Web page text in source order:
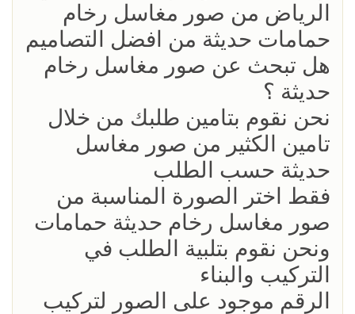
الرياض من صور مغاسل رخام
حمامات حديثة من افضل التصاميم
هل تبحث عن صور مغاسل رخام
حديثة ؟
نحن نقوم بتامين طلبك من خلال
تامين الكثير من صور مغاسل
حديثة حسب الطلب
فقط اختر الصورة المناسبة من
صور مغاسل رخام حديثة حمامات
ونحن نقوم بتلبية الطلب في
التركيب والبناء
الرقم موجود على الصور لتركيب